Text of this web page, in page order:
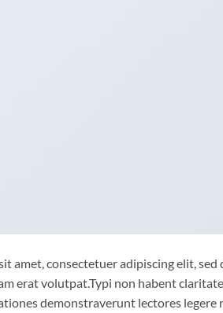
amet, consectetuer adipiscing elit,
erat volutpat.Typi non habent
demonstraverunt lectores legere